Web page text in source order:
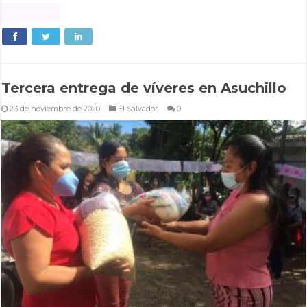
Tercera entrega de víveres en Asuchillo
23 de noviembre de 2020 El Salvador 0